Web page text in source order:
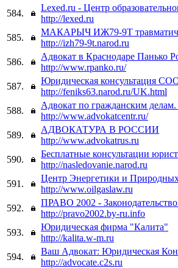
584.
Lexed.ru - Центр
http://lexed.ru
585.
МАКАРЫЧ ИЖ79-9Т
http://izh79-9t.narod.ru
586.
Адвокат в Краснодаре Панько
http://www.rpanko.ru/
587.
Юридическая консультация
http://feniks63.narod.ru/UK.html
588.
Адвокат по гражданским
http://www.advokatcentr.ru/
589.
АДВОКАТУРА В РОССИИ
http://www.advokatrus.ru
590.
Бесплатные консультации
http://nasledovanie.narod.ru
591.
Центр Энергетики и
http://www.oilgaslaw.ru
592.
ПРАВО 2002 -
http://pravo2002.by-ru.info
593.
Юридическая фирма "Калита"
http://kalita.w-m.ru
594.
Ваш Адвокат: Юридическая
http://advocate.c2s.ru